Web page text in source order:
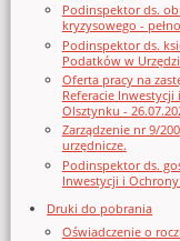
Podinspektor ds.
kryzysowego -
Podinspektor ds.
Podatków w
Oferta pracy na
Referacie
Olsztynku -
Zarządzenie nr 9/
urzędnicze.
Podinspektor ds.
Inwestycji i
Druki do pobrania
Oświadczenie o